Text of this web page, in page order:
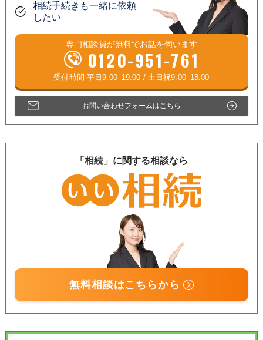
相続手続きも一緒に依頼
したい
専門相談員が無料でお話を伺います
0120-951-761
受付時間 平日9:00–19:00 / 土日祝9:00–18:00
お問い合わせフォームはこちら
「相続」に関する相談なら
無料相談はこちらから